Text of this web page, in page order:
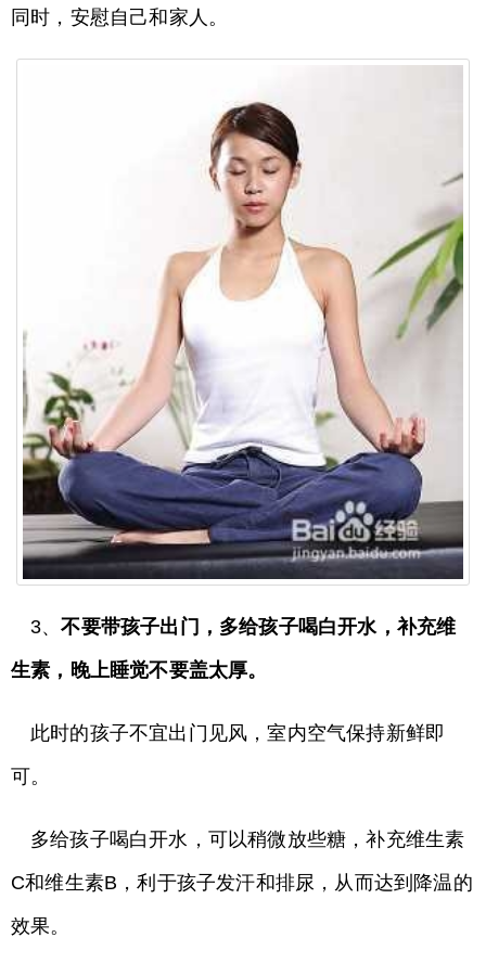
同时，安慰自己和家人。
3、不要带孩子出门，多给孩子喝白开水，补充维
生素，晚上睡觉不要盖太厚。
此时的孩子不宜出门见风，室内空气保持新鲜即
可。
多给孩子喝白开水，可以稍微放些糖，补充维生素
C和维生素B，利于孩子发汗和排尿，从而达到降温的
效果。